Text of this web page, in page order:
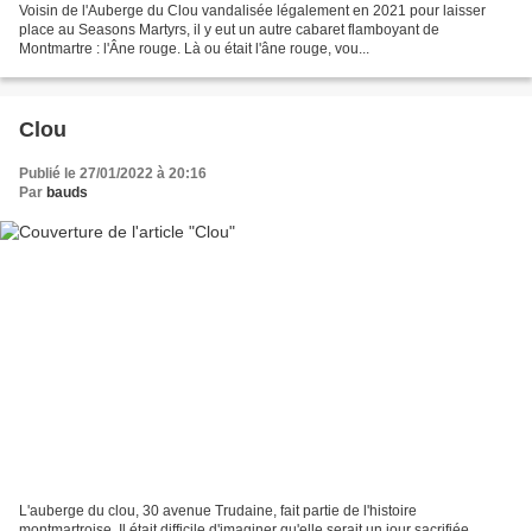
Voisin de l'Auberge du Clou vandalisée légalement en 2021 pour laisser
place au Seasons Martyrs, il y eut un autre cabaret flamboyant de
Montmartre : l'Âne rouge. Là ou était l'âne rouge, vou...
Clou
Publié le 27/01/2022 à 20:16
Par bauds
L'auberge du clou, 30 avenue Trudaine, fait partie de l'histoire